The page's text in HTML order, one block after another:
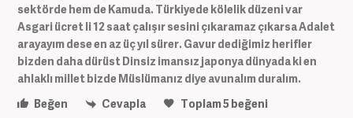
sektörde hem de Kamuda. Türkiyede kölelik düzeni var
Asgari ücret li 12 saat çalışır sesini çıkaramaz çıkarsa Adalet
arayayım dese en az üç yıl sürer. Gavur dediğimiz herifler
bizden daha dürüst Dinsiz imansız japonya dünyada ki en
ahlaklı millet bizde Müslümanız diye avunalım duralım.
Beğen
Cevapla Toplam5beğeni